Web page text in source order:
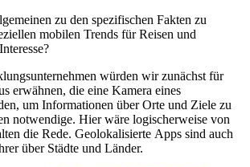
zu den spezifischen Fakten zu
mobilen Trends für Reisen und
würden wir zunächst für
erwähnen, die eine Kamera eines
um Informationen über Orte und Ziele zu
notwendige. Hier wäre logischerweise von
die Rede. Geolokalisierte Apps sind auch
über Städte und Länder.